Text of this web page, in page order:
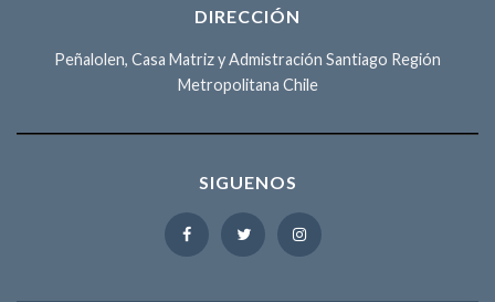
DIRECCIÓN
Peñalolen, Casa Matriz y Admistración Santiago Región
Metropolitana Chile
SIGUENOS